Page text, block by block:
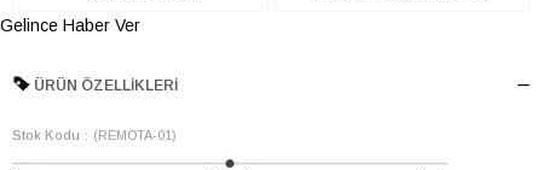
Gelince Haber Ver
ÜRÜN ÖZELLIKLERI
Stok Kodu (REMOTA-01)